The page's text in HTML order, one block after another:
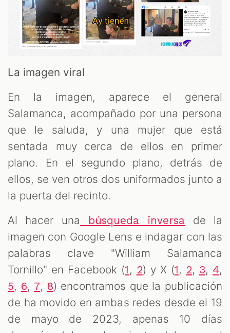
La imagen viral
En la imagen, aparece el general
Salamanca, acompañado por una persona
que le saluda, y una mujer que está
sentada muy cerca de ellos en primer
plano. En el segundo plano, detrás de
ellos, se ven otros dos uniformados junto a
la puerta del recinto.
Al hacer una búsqueda inversa de la
imagen con Google Lens e indagar con las
palabras clave "William Salamanca
Tornillo" en Facebook (1 , 2) y X (1, 2, 3, 4,
5, 6, 7, 8) encontramos que la publicación
de ha movido en ambas redes desde el 19
de mayo de 2023, apenas 10 días